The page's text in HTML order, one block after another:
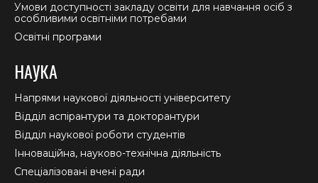
Умови доступності закладу освіти для навчання осіб з
особливими освітніми потребами
Освітні програми
НАУКА
Напрями наукової діяльності університету
Відділ аспірантури та докторантури
Відділ наукової роботи студентів
Інноваційна, науково-технічна діяльність
Спеціалізовані вчені ради